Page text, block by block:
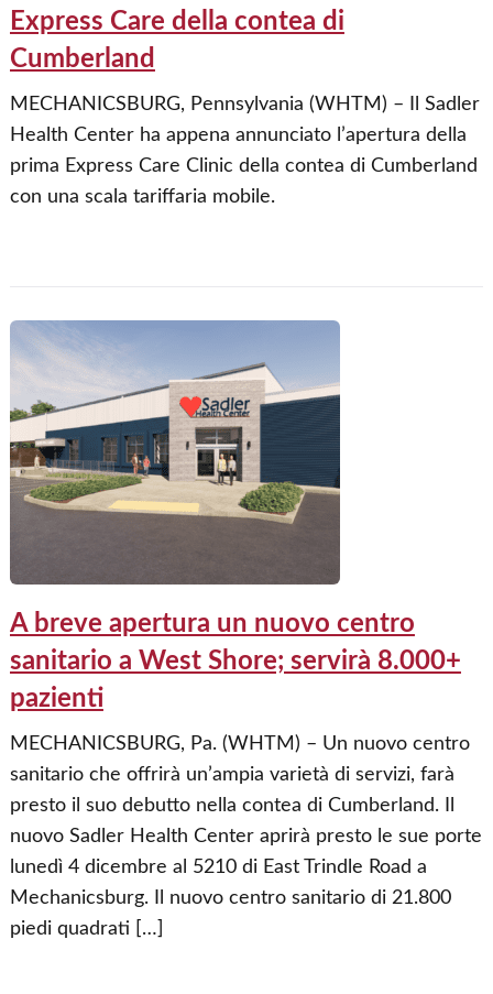
Express Care della contea di
Cumberland
MECHANICSBURG, Pennsylvania (WHTM) – Il Sadler
Health Center ha appena annunciato l’apertura della
prima Express Care Clinic della contea di Cumberland
con una scala tariffaria mobile.
A breve apertura un nuovo centro
sanitario a West Shore; servirà 8.000+
pazienti
MECHANICSBURG, Pa. (WHTM) – Un nuovo centro
sanitario che offrirà un’ampia varietà di servizi, farà
presto il suo debutto nella contea di Cumberland. Il
nuovo Sadler Health Center aprirà presto le sue porte
lunedì 4 dicembre al 5210 di East Trindle Road a
Mechanicsburg. Il nuovo centro sanitario di 21.800
piedi quadrati […]